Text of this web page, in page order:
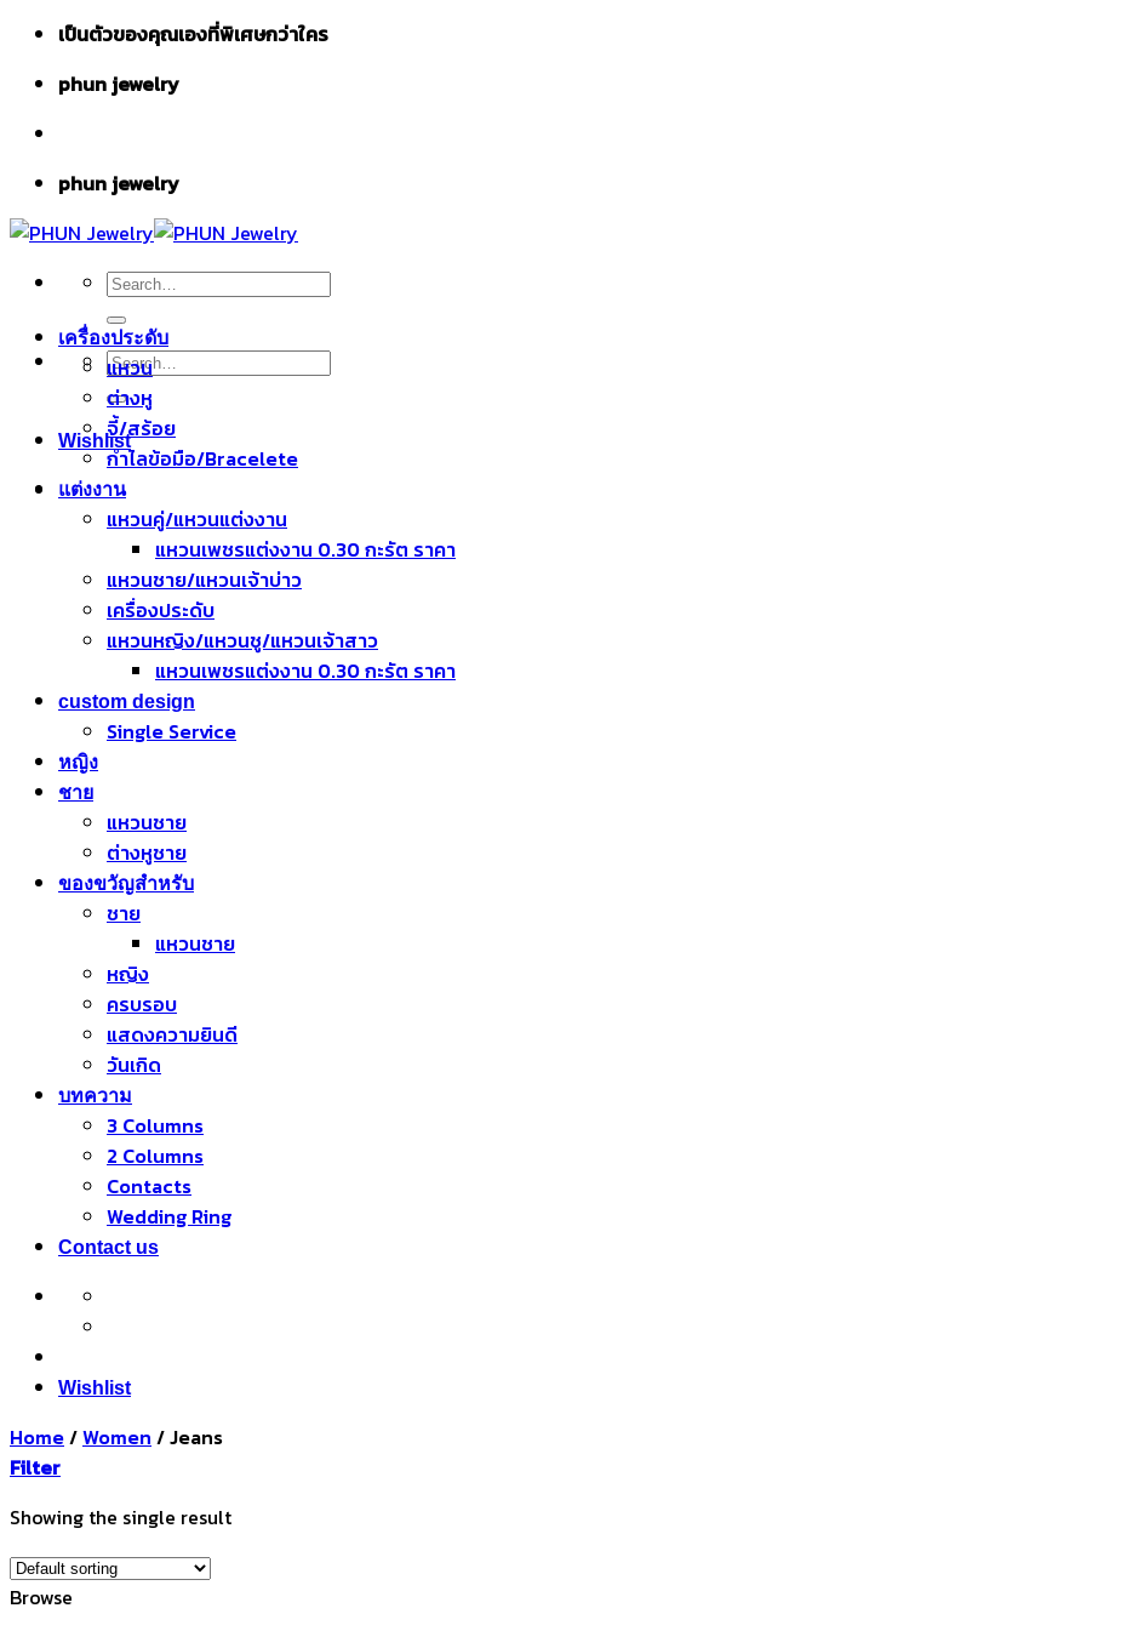
Skip
content
เป็นตัวของคุณเองที่พิเศษกว่าใคร
phun jewelry
phun jewelry
Search
for:
Search
for:
Wishlist
เครื่องประดับ
แหวน
ต่างหู
จี้/สร้อย
กำไลข้อมือ/Bracelete
แต่งงาน
แหวนคู่/แหวนแต่งงาน
แหวนเพชรแต่งงาน 0.30 กะรัต ราคา
แหวนชาย/แหวนเจ้าบ่าว
เครื่องประดับ
แหวนหญิง/แหวนชู/แหวนเจ้าสาว
แหวนเพชรแต่งงาน 0.30 กะรัต ราคา
custom design
Single Service
หญิง
ชาย
แหวนชาย
ต่างหูชาย
ของขวัญสำหรับ
ชาย
แหวนชาย
หญิง
ครบรอบ
แสดงความยินดี
วันเกิด
บทความ
3 Columns
2 Columns
Contacts
Wedding Ring
Contact us
Wishlist
Home/Women /Jeans
Filter
Showing the single result
Browse